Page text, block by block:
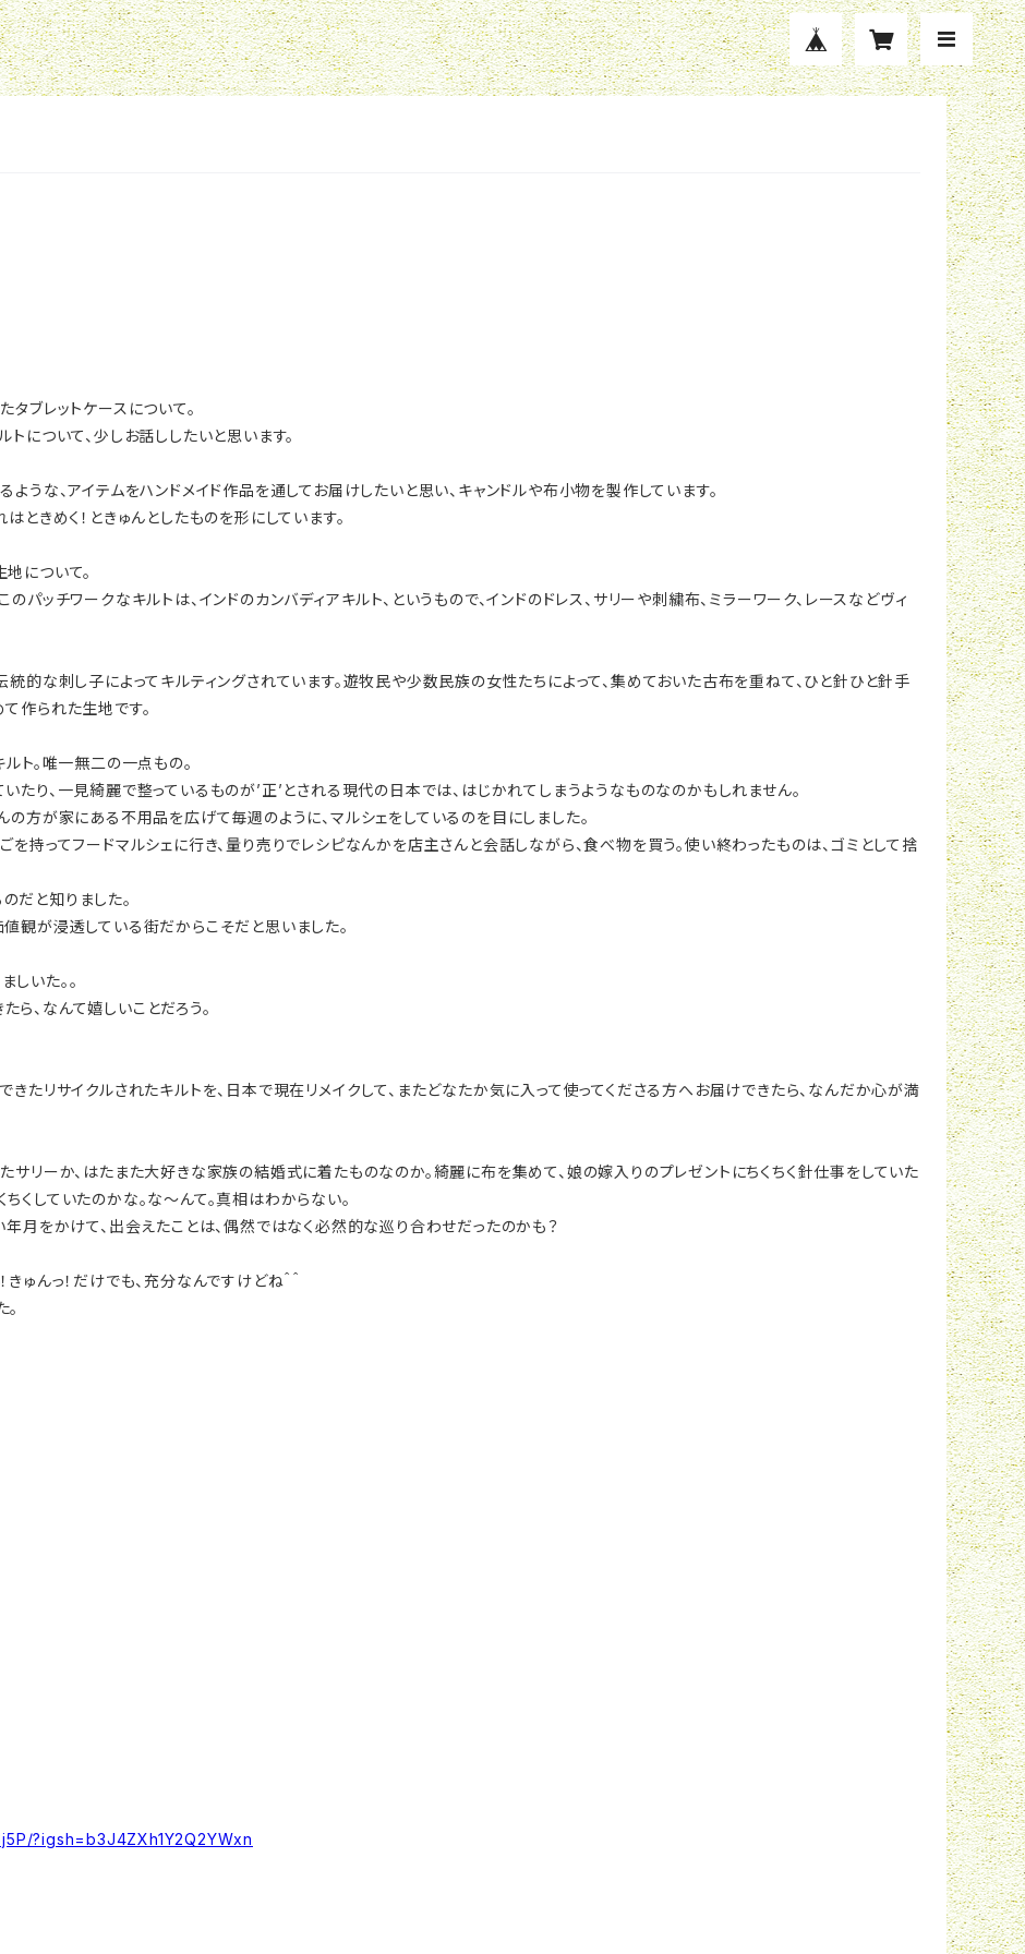
ブレットケースについて。
について、少しお話ししたいと思います。
うな、アイテムをハンドメイド作品を通してお届けしたいと思い、キャンドルや布小物を製作しています。
ときめく！ときゅんとしたものを形にしています。
について。
パッチワークなキルトは、インドのカンバディアキルト、というもので、インドのドレス、サリーや刺繍布、ミラーワーク、レースなどヴィ
統的な刺し子によってキルティングされています。遊牧民や少数民族の女性たちによって、集めておいた古布を重ねて、ひと針ひと針手
作られた生地です。
ト。唯一無二の一点もの。
たり、一見綺麗で整っているものが’正’とされる現代の日本では、はじかれてしまうようなものなのかもしれません。
の方が家にある不用品を広げて毎週のように、マルシェをしているのを目にしました。
を持ってフードマルシェに行き、量り売りでレシピなんかを店主さんと会話しながら、食べ物を買う。使い終わったものは、ゴミとして捨
だと知りました。
観が浸透している街だからこそだと思いました。
いた。。
、なんて嬉しいことだろう。
きたリサイクルされたキルトを、日本で現在リメイクして、またどなたか気に入って使ってくださる方へお届けできたら、なんだか心が満
サリーか、はたまた大好きな家族の結婚式に着たものなのか。綺麗に布を集めて、娘の嫁入りのプレゼントにちくちく針仕事をしていた
くしていたのかな。な〜んて。真相はわからない。
年月をかけて、出会えたことは、偶然ではなく必然的な巡り合わせだったのかも？
ゅんっ！だけでも、充分なんですけどね＾＾
?igsh=b3J4ZXh1Y2Q2YWxn